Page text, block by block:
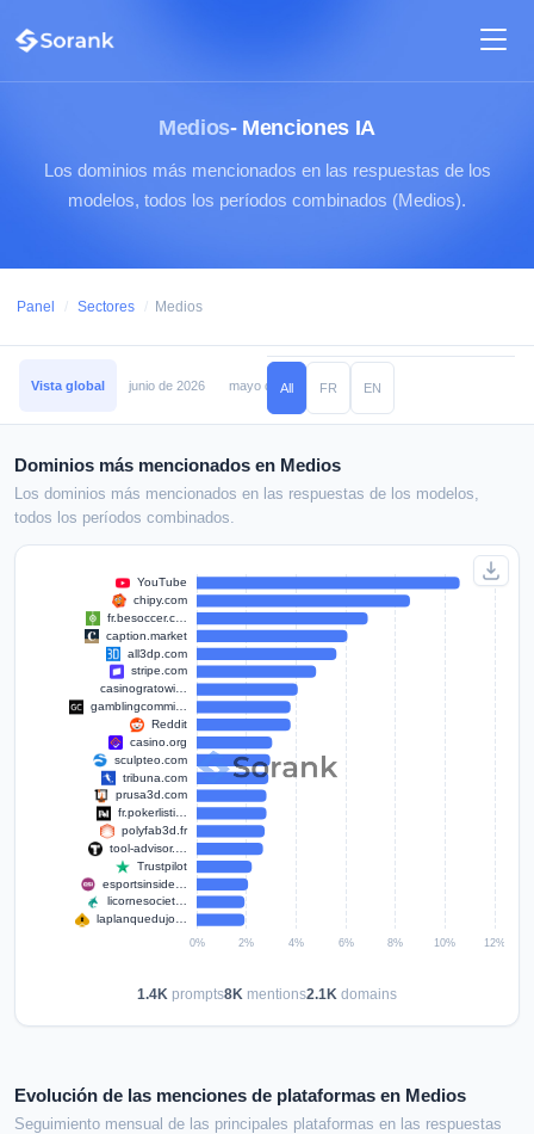
Medios- Menciones IA
Los dominios más mencionados en las respuestas de los
modelos, todos los períodos combinados (Medios).
Panel / Sectores / Medios
Vista global junio de 2026 mayo de 2026 abril de 2026
All FR EN
Dominios más mencionados en Medios
Los dominios más mencionados en las respuestas de los modelos,
todos los períodos combinados.
1.4K prompts8K mentions2.1K domains
Evolución de las menciones de plataformas en Medios
Seguimiento mensual de las principales plataformas en las respuestas